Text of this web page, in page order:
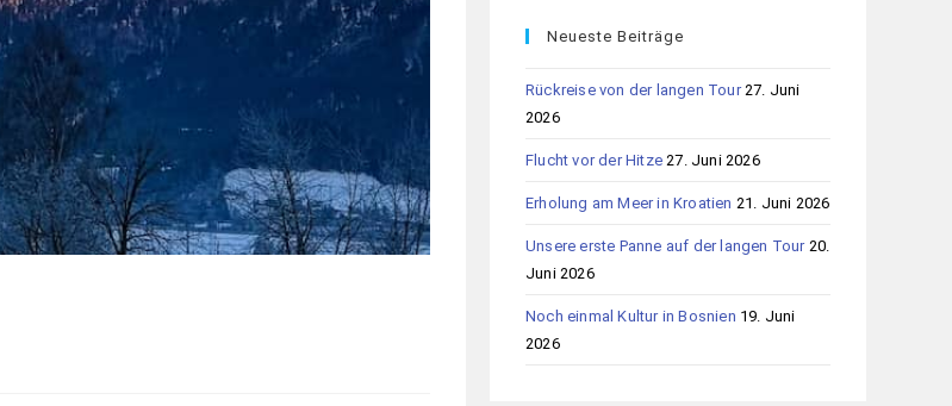
Neueste Beiträge
Rückreise von der langen Tour 27. Juni
2026
Flucht vor der Hitze 27. Juni 2026
Erholung am Meer in Kroatien 21. Juni 2026
Unsere erste Panne auf der langen Tour 20.
Juni 2026
Noch einmal Kultur in Bosnien 19. Juni
2026